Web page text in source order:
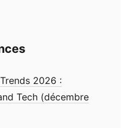
2026 :
Tech (décembre